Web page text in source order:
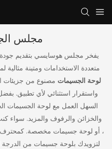
مجلس
يفخر مجلس هوسايسي بتقديم
متعددة الاستخدامات ومتينة مثالية
لوحة الجسيمات مصنوع من جزيئات
واستقرار استثنائي لأي تطبيق.
السهل العمل مع لوحة الجسيمات
والخزائن والرفوف والمزيد. سواء
أو لوحة جسيمات مخصصة. كمحترف ،